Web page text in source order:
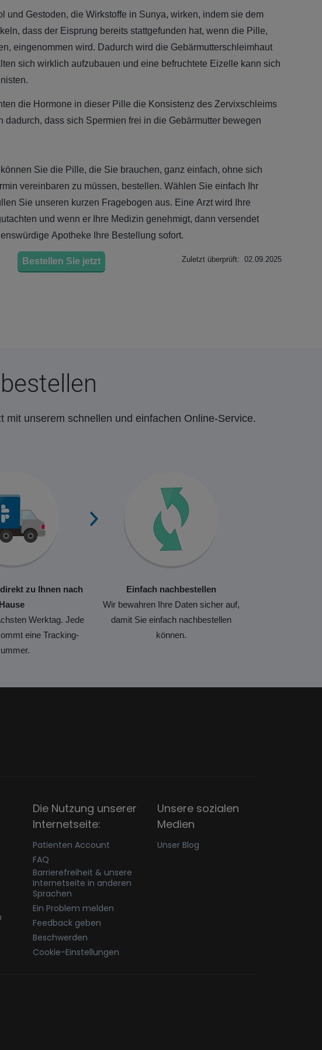
und Gestoden, die Wirkstoffe in Sunya, wirken, indem sie dem
dass der Eisprung bereits stattgefunden hat, wenn die Pille,
eingenommen wird. Dadurch wird die Gebärmutterschleimhaut
sich wirklich aufzubauen und eine befruchtete Eizelle kann sich
die Hormone in dieser Pille die Konsistenz des Zervixschleims
dadurch, dass sich Spermien frei in die Gebärmutter bewegen
Sie die Pille, die Sie brauchen, ganz einfach, ohne sich
vereinbaren zu müssen, bestellen. Wählen Sie einfach Ihr
Sie unseren kurzen Fragebogen aus. Eine Arzt wird Ihre
und wenn er Ihre Medizin genehmigt, dann versendet
Apotheke Ihre Bestellung sofort.
Bestellen Sie jetzt Zuletzt überprüft: 02.09.2025
unserem schnellen und einfachen Online-Service.
zu Ihnen nach
Hause
Werktag. Jede
eine Tracking-
Einfach nachbestellen
Wir bewahren Ihre Daten sicher auf,
damit Sie einfach nachbestellen
können.
Die Nutzung unserer
Internetseite:
Patienten Account
FAQ
Barrierefreiheit & unsere
Internetseite in anderen
Sprachen
Ein Problem melden
Feedback geben
Beschwerden
Cookie-Einstellungen
Unsere sozialen
Medien
Unser Blog